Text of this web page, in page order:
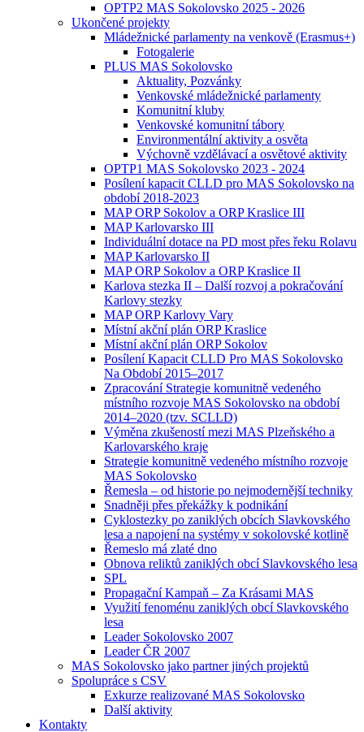
OPTP2 MAS Sokolovsko 2025 - 2026
Ukončené projekty
Mládežnické parlamenty na venkově (Erasmus+)
Fotogalerie
PLUS MAS Sokolovsko
Aktuality, Pozvánky
Venkovské mládežnické parlamenty
Komunitní kluby
Venkovské komunitní tábory
Environmentální aktivity a osvěta
Výchovně vzdělávací a osvětové aktivity
OPTP1 MAS Sokolovsko 2023 - 2024
Posílení kapacit CLLD pro MAS Sokolovsko na
období 2018-2023
MAP ORP Sokolov a ORP Kraslice III
MAP Karlovarsko III
Individuální dotace na PD most přes řeku Rolavu
MAP Karlovarsko II
MAP ORP Sokolov a ORP Kraslice II
Karlova stezka II – Další rozvoj a pokračování
Karlovy stezky
MAP ORP Karlovy Vary
Místní akční plán ORP Kraslice
Místní akční plán ORP Sokolov
Posílení Kapacit CLLD Pro MAS Sokolovsko
Na Období 2015–2017
Zpracování Strategie komunitně vedeného
místního rozvoje MAS Sokolovsko na období
2014–2020 (tzv. SCLLD)
Výměna zkušeností mezi MAS Plzeňského a
Karlovarského kraje
Strategie komunitně vedeného místního rozvoje
MAS Sokolovsko
Řemesla – od historie po nejmodernější techniky
Snadněji přes překážky k podnikání
Cyklostezky po zaniklých obcích Slavkovského
lesa a napojení na systémy v sokolovské kotlině
Řemeslo má zlaté dno
Obnova reliktů zaniklých obcí Slavkovského lesa
SPL
Propagační Kampaň – Za Krásami MAS
Využití fenoménu zaniklých obcí Slavkovského
lesa
Leader Sokolovsko 2007
Leader ČR 2007
MAS Sokolovsko jako partner jiných projektů
Spolupráce s CSV
Exkurze realizované MAS Sokolovsko
Další aktivity
Kontakty